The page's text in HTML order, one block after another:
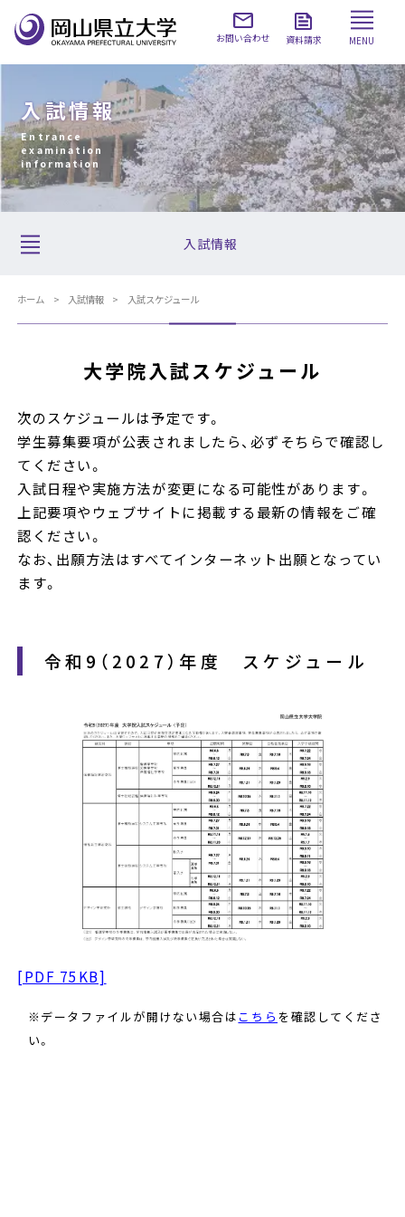
お問い合わせ 資料請求 MENU
入試情報
Entrance
examination
information
入試情報
ホーム 入試情報 入試スケジュール
大学院入試スケジュール
次のスケジュールは予定です。
学生募集要項が公表されましたら、必ずそちらで確認し
てください。
入試日程や実施方法が変更になる可能性があります。
上記要項やウェブサイトに掲載する最新の情報をご確
認ください。
なお、出願方法はすべてインターネット出願となってい
ます。
令和9（2027）年度 スケジュール
[PDF 75KB]
※データファイルが開けない場合は こちら を確認してくださ
い。